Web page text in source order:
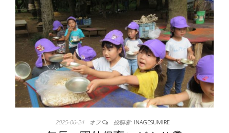
2025-06-24 オフ 投稿者: INAGESUMIRE